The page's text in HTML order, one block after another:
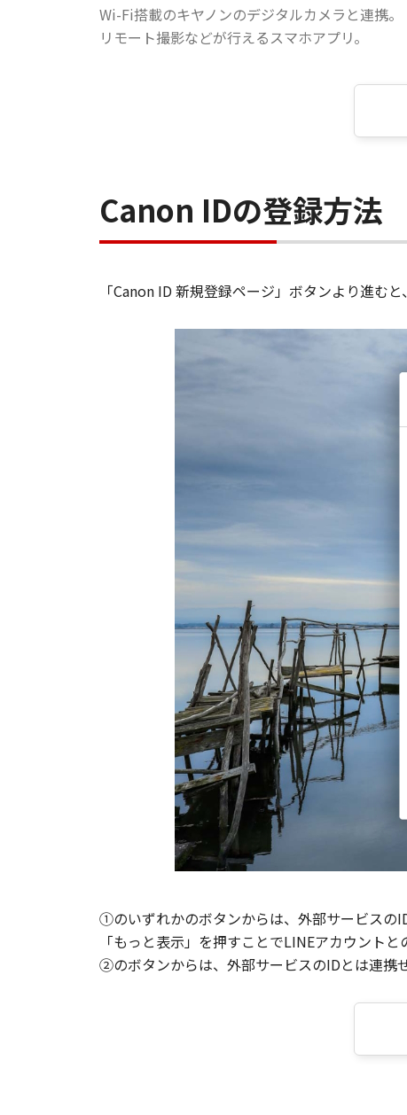
Wi-Fi搭載のキヤノンのデジタルカメラと連携。
リモート撮影などが行えるスマホアプリ。
Canon IDの登録方法
「Canon ID 新規登録ページ」ボタンより進む
①のいずれかのボタンからは、外部サービスの
「もっと表示」を押すことでLINEアカウントと
②のボタンからは、外部サービスのIDとは連携